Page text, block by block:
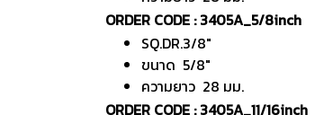
ORDER CODE : 3405A_5/8inch
SQ.DR.3/8"
ขนาด 5/8"
ความยาว 28 มม.
ORDER CODE : 3405A_11/16inch